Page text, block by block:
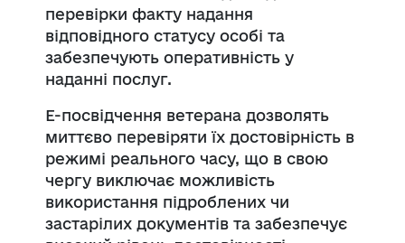
перевірки факту надання
відповідного статусу особі та
забезпечують оперативність у
наданні послуг.
Е-посвідчення ветерана дозволять
миттєво перевіряти їх достовірність в
режимі реального часу, що в свою
чергу виключає можливість
використання підроблених чи
застарілих документів та забезпечує